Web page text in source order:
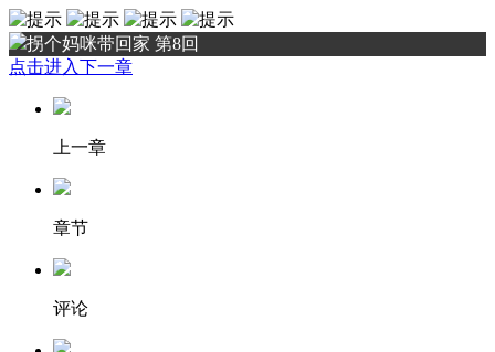
拐个妈咪带回家 第8回
点击进入下一章
上一章
章节
评论